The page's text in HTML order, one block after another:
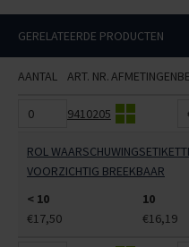
GERELATEERDE PRODUCTEN
AANTAL ART. NR.AFMETINGEN
9410205
ROL
VOORZICHTIG BREEKBAAR
< 10
10
€17,50
€16,19